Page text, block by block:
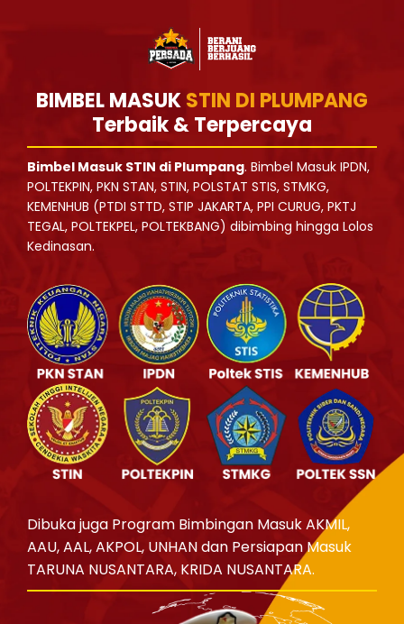
BIMBEL MASUKSTIN DI PLUMPANG
Terbaik & Terpercaya
Bimbel Masuk STIN di Plumpang. Bimbel Masuk IPDN,
POLTEKPIN, PKN STAN, STIN, POLSTAT STIS, STMKG,
KEMENHUB (PTDI STTD, STIP JAKARTA, PPI CURUG, PKTJ
TEGAL, POLTEKPEL, POLTEKBANG) dibimbing hingga Lolos
Kedinasan.
Dibuka juga Program Bimbingan Masuk AKMIL,
AAU, AAL, AKPOL, UNHAN dan Persiapan Masuk
TARUNA NUSANTARA, KRIDA NUSANTARA.